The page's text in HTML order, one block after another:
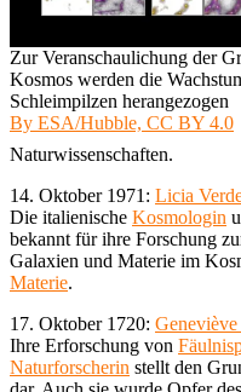
Zur Veranschaulichung der
Kosmos werden die
Schleimpilzen herangezogen
By ESA/Hubble, CC BY 4.0
Naturwissenschaften.
14. Oktober 1971: Licia
Die italienische Kosmologin
bekannt für ihre Forschung
Galaxien und Materie im
Materie.
17. Oktober 1720:
Ihre Erforschung von
Naturforscherin stellt den